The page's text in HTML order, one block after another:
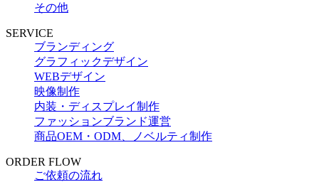
その他
SERVICE
ブランディング
グラフィックデザイン
WEBデザイン
映像制作
内装・ディスプレイ制作
ファッションブランド運営
商品OEM・ODM、ノベルティ制作
ORDER FLOW
ご依頼の流れ